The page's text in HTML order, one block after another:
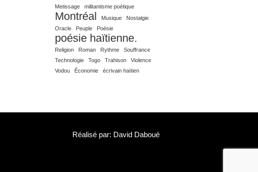
Metissage
militantisme poétique
Montréal Musique
Nostalgie
Oracle
Peuple Poésie
poésie haïtienne.
Religion Roman Rythme
Souffrance
Technologie
Togo Trahison
Violence
Vodou
Économie écrivain haïtien
Réalisé par: David Daboué